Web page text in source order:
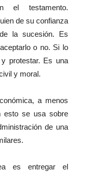
testamento.
de su confianza
la sucesión. Es
o no. Si lo
protestar. Es una
y moral.
a menos
esto se usa sobre
de una
es entregar el